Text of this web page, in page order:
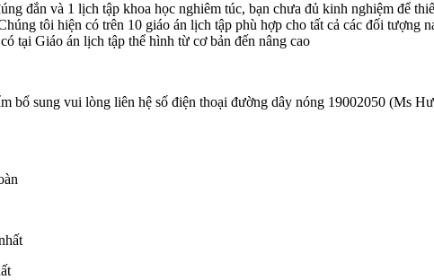
đắn và 1 lịch tập khoa học nghiêm túc, bạn chưa đủ kinh nghiệm để
tôi hiện có trên 10 giáo án lịch tập phù hợp cho tất cả các đối tượng
tại Giáo án lịch tập thể hình từ cơ bản đến nâng cao
bổ sung vui lòng liên hệ số điện thoại đường dây nóng 19002050 (Ms